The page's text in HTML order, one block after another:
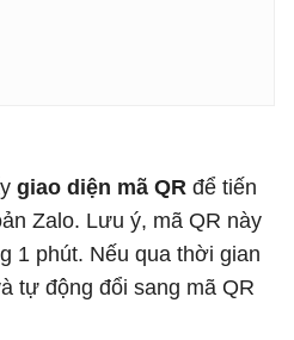
giao diện mã QR để tiến
Zalo. Lưu ý, mã QR này
1 phút. Nếu qua thời gian
tự động đổi sang mã QR